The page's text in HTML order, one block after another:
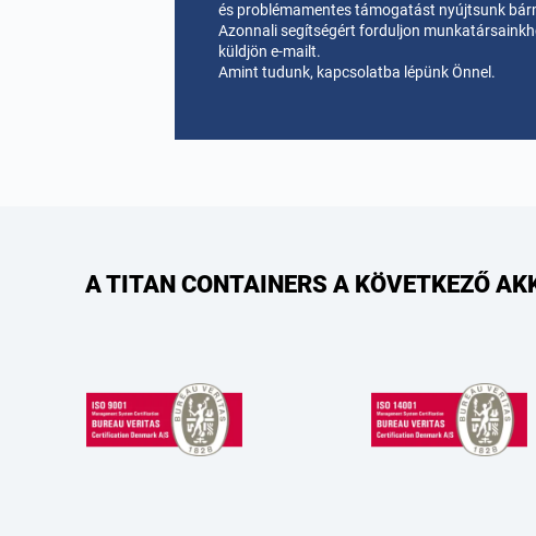
és problémamentes támogatást nyújtsunk
Azonnali segítségért forduljon
küldjön e-mailt.
Amint tudunk, kapcsolatba lépünk Önnel.
A TITAN CONTAINERS A KÖVETKEZŐ